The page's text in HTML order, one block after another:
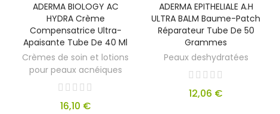
ADERMA BIOLOGY AC
HYDRA Crème
Compensatrice Ultra-
Apaisante Tube De 40 Ml
Crèmes de soin et lotions
pour peaux acnéiques
16,10 €
ADERMA EPITHELIALE A.H
ULTRA BALM Baume-Patch
Réparateur Tube De 50
Grammes
Peaux deshydratées
12,06 €